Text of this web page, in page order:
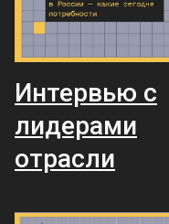
Интервью с
лидерами
отрасли